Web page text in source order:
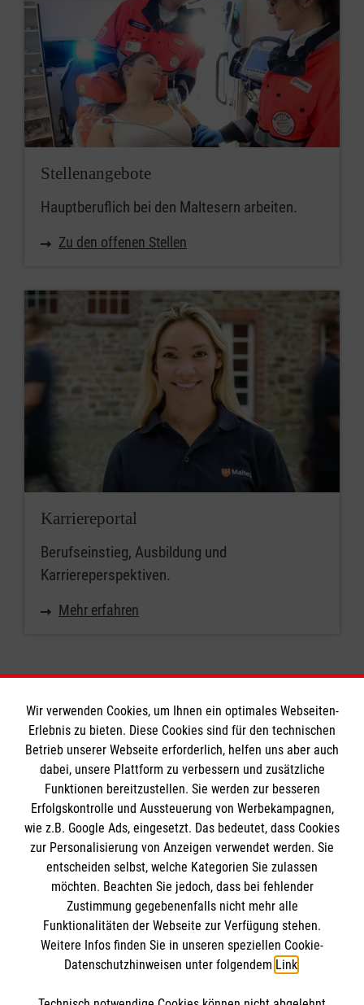
Stellenangebote
Hauptberuflich bei den Maltesern arbeiten.
Zu den offenen Stellen
Karriereportal
Berufseinstieg, Ausbildung und
Karriereperspektiven.
Mehr erfahren
Informationen
Impressum
Datenschutz
Kontakt
Barrierefreiheit
Die Malteser
Malteser in Deutschland
Malteserorden
Sharepoint
Spendenkonto
Wir verwenden Cookies, um Ihnen ein optimales Webseiten-
Erlebnis zu bieten. Diese Cookies sind für den technischen
Betrieb unserer Webseite erforderlich, helfen uns aber auch
dabei, unsere Plattform zu verbessern und zusätzliche
Funktionen bereitzustellen. Sie werden zur besseren
Erfolgskontrolle und Aussteuerung von Werbekampagnen,
wie z.B. Google Ads, eingesetzt. Das bedeutet, dass Cookies
zur Personalisierung von Anzeigen verwendet werden. Sie
entscheiden selbst, welche Kategorien Sie zulassen
möchten. Beachten Sie jedoch, dass bei fehlender
Zustimmung gegebenenfalls nicht mehr alle
Funktionalitäten der Webseite zur Verfügung stehen.
Weitere Infos finden Sie in unseren speziellen Cookie-
Datenschutzhinweisen unter folgendem Link.